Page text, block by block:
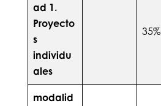
ad 1.
Proyecto
s
individu
ales
35%
modalid